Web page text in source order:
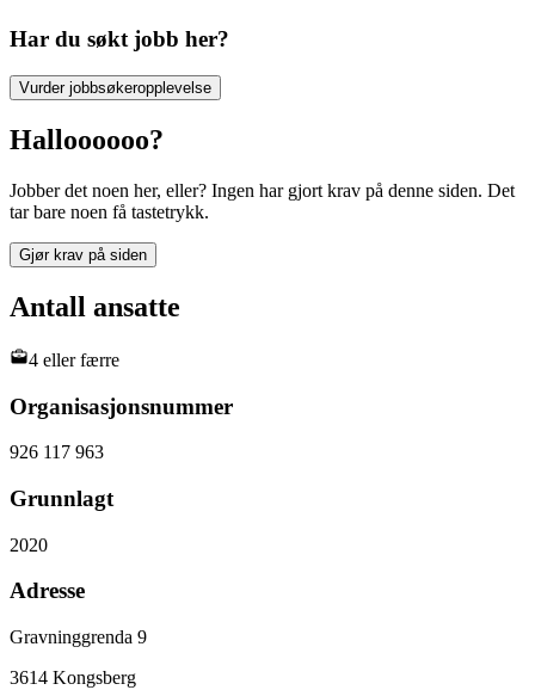
Har du søkt jobb her?
Vurder jobbsøkeropplevelse
Halloooooo?
Jobber det noen her, eller? Ingen har gjort krav på denne siden. Det
tar bare noen få tastetrykk.
Gjør krav på siden
Antall ansatte
4 eller færre
Organisasjonsnummer
926 117 963
Grunnlagt
2020
Adresse
Gravninggrenda 9
3614 Kongsberg